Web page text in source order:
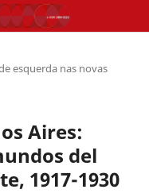
esquerda nas novas
Aires:
del
1917-1930